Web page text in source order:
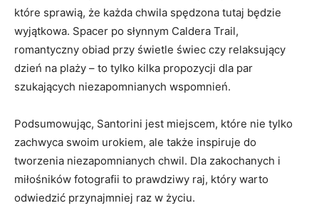
które sprawią, że ‌każda chwila ⁣spędzona tutaj będzie
⁤wyjątkowa. ‌Spacer po słynnym Caldera Trail,
romantyczny obiad przy świetle świec czy relaksujący
dzień na plaży​ – to tylko kilka propozycji dla par
szukających niezapomnianych wspomnień.
Podsumowując, Santorini⁢ jest miejscem, które ⁤nie tylko⁤
zachwyca swoim urokiem, ale ⁢także inspiruje do
tworzenia⁤ niezapomnianych chwil. Dla zakochanych i
miłośników fotografii⁣ to prawdziwy raj, który⁤ warto
odwiedzić przynajmniej ​raz w życiu.